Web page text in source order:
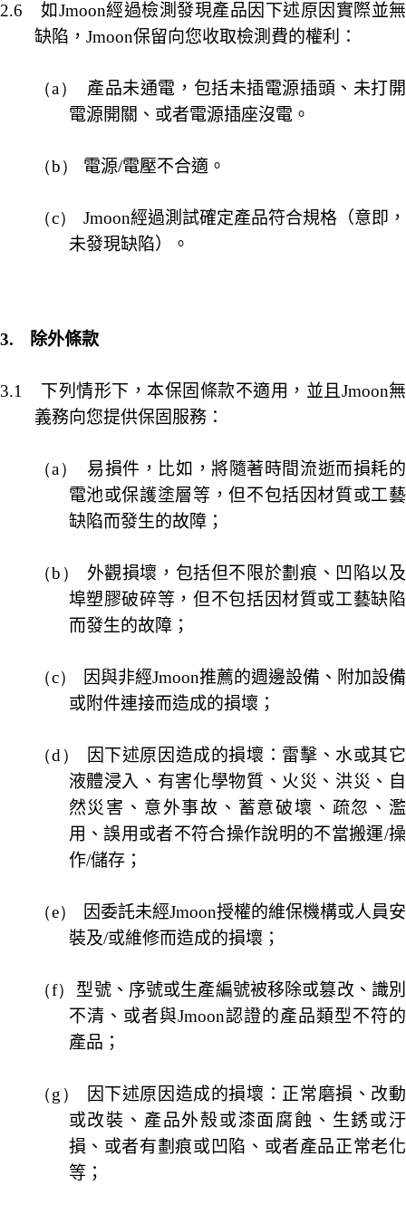
2.6 如Jmoon經過檢測發現產品因下述原因實際並無
缺陷， Jmoon保留向您收取檢測費的權利：
（a）
產品未通電，包括未插電源插頭、未打開
電源開關、或者電源插座沒電。
（b） 電源/電壓不合適。
（c） Jmoon經過測試確定產品符合規格（意即，
未發現缺陷）。
3. 除外條款
3.1 下列情形下，本保固條款不適用，並且Jmoon無
義務向您提供保固服務：
（a）
易損件，比如，將隨著時間流逝而損耗的
電池或保護塗層等，但不包括因材質或工藝
缺陷而發生的故障；
（b）
外觀損壞，包括但不限於劃痕、凹陷以及
埠塑膠破碎等，但不包括因材質或工藝缺陷
而發生的故障；
（c） 因與非經Jmoon推薦的週邊設備、附加設備
或附件連接而造成的損壞；
（d）
因下述原因造成的損壞：雷擊、水或其它
液體浸入、有害化學物質、火災、洪災、自
然災害、意外事故、蓄意破壞、疏忽、濫
用、誤用或者不符合操作說明的不當搬運/操
作/儲存；
（e） 因委託未經Jmoon授權的維保機構或人員安
裝及/或維修而造成的損壞；
（f）
型號、序號或生產編號被移除或篡改、識別
不清、或者與Jmoon認證的產品類型不符的
產品；
（g）
因下述原因造成的損壞：正常磨損、改動
或改裝、產品外殼或漆面腐蝕、生銹或汙
損、或者有劃痕或凹陷、或者產品正常老化
等；